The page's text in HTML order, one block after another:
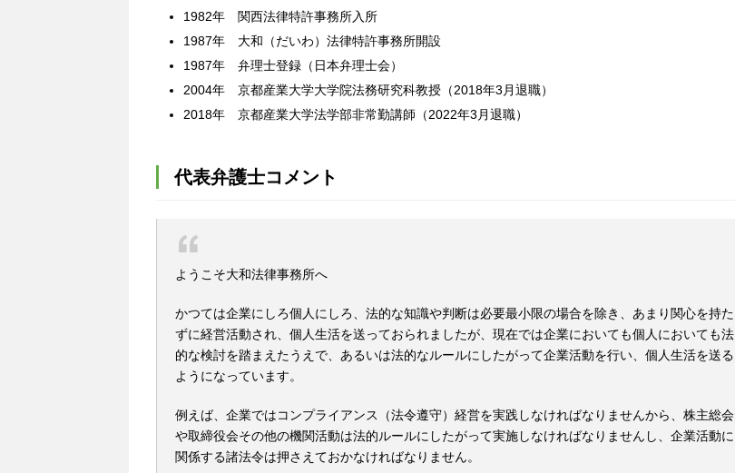
1982年 関西法律特許事務所入所
1987年 大和（だいわ）法律特許事務所開設
1987年 弁理士登録（日本弁理士会）
2004年 京都産業大学大学院法務研究科教授（2018年3月退職）
2018年 京都産業大学法学部非常勤講師（2022年3月退職）
代表弁護士コメント
ようこそ大和法律事務所へ
かつては企業にしろ個人にしろ、法的な知識や判断は必要最小限の場合を除き、あまり関心を持た
ずに経営活動され、個人生活を送っておられましたが、現在では企業においても個人においても法
的な検討を踏まえたうえで、あるいは法的なルールにしたがって企業活動を行い、個人生活を送る
ようになっています。
例えば、企業ではコンプライアンス（法令遵守）経営を実践しなければなりませんから、株主総会
や取締役会その他の機関活動は法的ルールにしたがって実施しなければなりませんし、企業活動に
関係する諸法令は押さえておかなければなりません。